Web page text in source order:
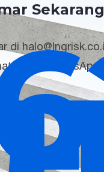
di
chat WhatsApp.